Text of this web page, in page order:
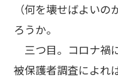
（何を壊せばよい
ろうか。
三つ目。コロナ禍
被保護者調査によれ